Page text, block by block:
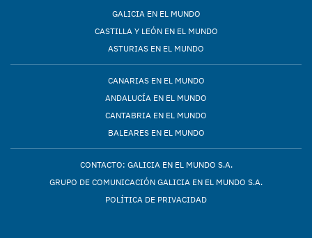
GALICIA EN EL MUNDO
CASTILLA Y LEÓN EN EL MUNDO
ASTURIAS EN EL MUNDO
CANARIAS EN EL MUNDO
ANDALUCÍA EN EL MUNDO
CANTABRIA EN EL MUNDO
BALEARES EN EL MUNDO
CONTACTO: GALICIA EN EL MUNDO S.A.
GRUPO DE COMUNICACIÓN GALICIA EN EL MUNDO S.A.
POLÍTICA DE PRIVACIDAD